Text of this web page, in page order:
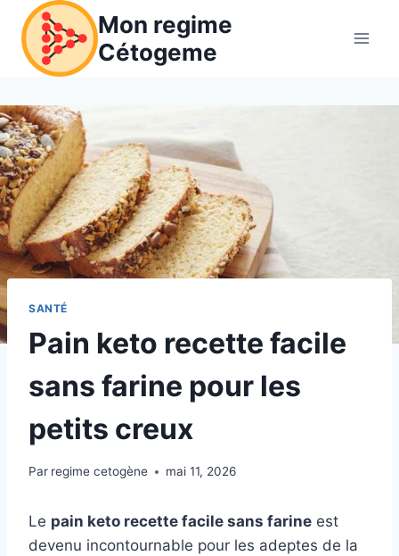
Aller
contenu
Mon regime
Cétogeme
SANTÉ
Pain keto recette facile
sans farine pour les
petits creux
Par regime cetogène mai 11, 2026
Le pain keto recette facile sans farine est
devenu incontournable pour les adeptes de la